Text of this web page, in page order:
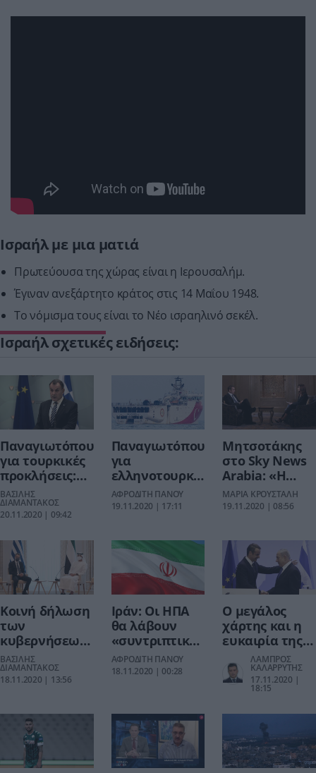
Ισραήλ με μια ματιά
Πρωτεύουσα της χώρας είναι η Ιερουσαλήμ.
Έγιναν ανεξάρτητο κράτος στις 14 Μαΐου 1948.
Το νόμισμα τους είναι το Νέο ισραηλινό σεκέλ.
Ισραήλ σχετικές ειδήσεις:
Παναγιωτόπουλος
για τουρκικές
προκλήσεις:
«Η Ελλάδα δεν
εκβιάζεται, θα
υποστηρίξει
της»
ΒΑΣΙΛΗΣ
ΔΙΑΜΑΝΤΑΚΟΣ
20.11.2020 | 09:42
Παναγιωτόπουλος
για
ελληνοτουρκικά:
Κανένας
διάλογος με
συνεχίζει τις
έρευνες
ΑΦΡΟΔΙΤΗ ΠΑΝΟΥ
19.11.2020 | 17:11
Μητσοτάκης
στο Sky News
Arabia: «Η
Ελλάδα ποτέ
δεν υιοθέτησε
στην σχέση
της με την
Τουρκία»
ΜΑΡΙΑ ΚΡΟΥΣΤΑΛΗ
19.11.2020 | 08:56
Κοινή δήλωση
των
κυβερνήσεων
Ελλάδας και
Ηνωμένων
Αραβικών
μήνυμα προς
την Τουρκία
ΒΑΣΙΛΗΣ
ΔΙΑΜΑΝΤΑΚΟΣ
18.11.2020 | 13:56
Ιράν: Οι ΗΠΑ
θα λάβουν
«συντριπτική
απάντηση» αν
προχωρήσουν
ΑΦΡΟΔΙΤΗ ΠΑΝΟΥ
18.11.2020 | 00:28
Ο μεγάλος
χάρτης και η
ευκαιρία της
Ελλάδας
ΛΑΜΠΡΟΣ
KΑΛΑΡΡΥΤΗΣ
17.11.2020 |
18:15